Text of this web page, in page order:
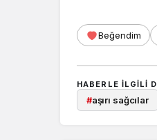
Beğendim
HABERLE ILGILI
#aşırı sağcılar